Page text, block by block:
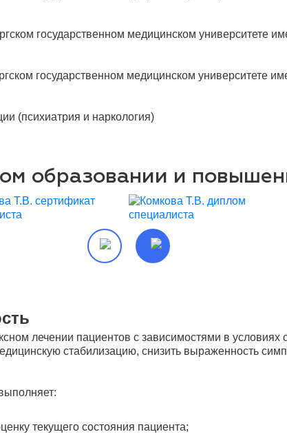
государственном медицинском университете
государственном медицинском университете
(психиатрия и наркология)
образовании и
лечении пациентов с зависимостями в условиях
стабилизацию, снизить выраженность
текущего состояния пациента;